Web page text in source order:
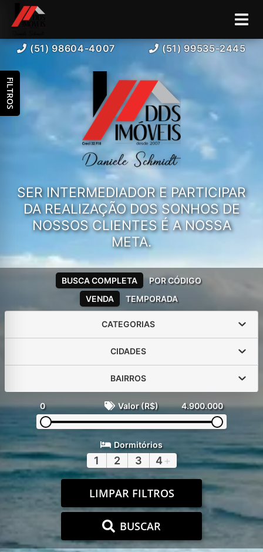
(51) 98604-4007 (51) 99535-2445
SER INTERMEDIADOR E PARTICIPAR
DA REALIZAÇÃO DOS SONHOS DE
NOSSOS CLIENTES É A NOSSA
META.
VENDA TEMPORADA
BUSCA COMPLETA POR CÓDIGO
CATEGORIAS
CIDADES
BAIRROS
0 Valor (R$) 4.900.000
Dormitórios
1 2 3 4 +
LIMPAR FILTROS
BUSCAR
FILTROS